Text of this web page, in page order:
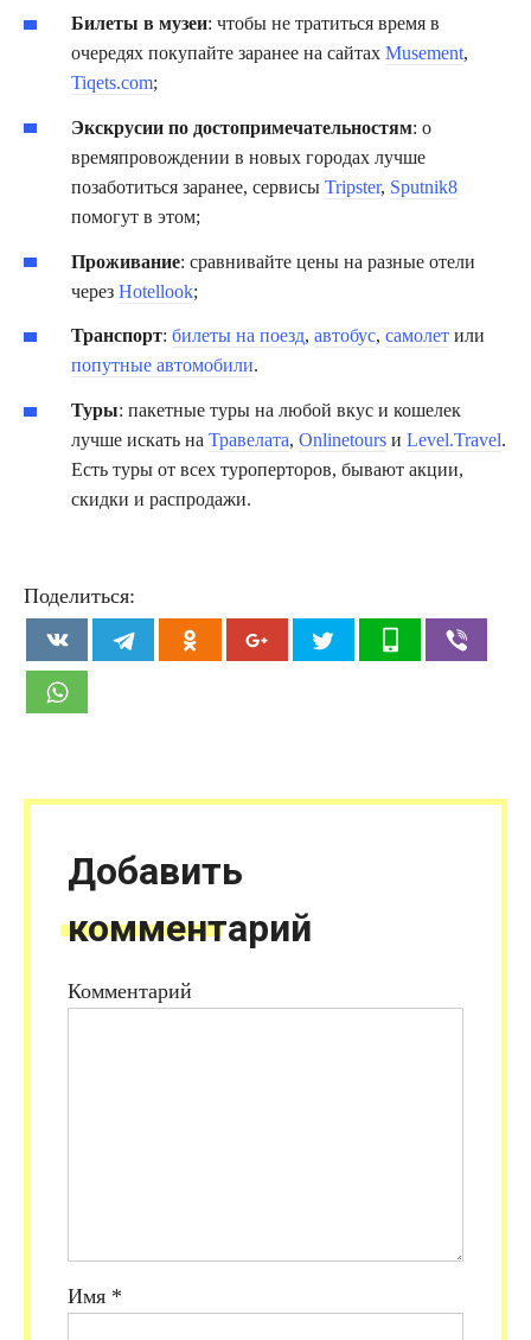
Билеты в музеи: чтобы не тратиться время в
очередях покупайте заранее на сайтах Musement,
Tiqets.com;
Экскрусии по достопримечательностям: о
времяпровождении в новых городах лучше
позаботиться заранее, сервисы Tripster, Sputnik8
помогут в этом;
Проживание: сравнивайте цены на разные отели
через Hotellook;
Транспорт: билеты на поезд, автобус, самолет или
попутные автомобили.
Туры: пакетные туры на любой вкус и кошелек
лучше искать на Травелата, Onlinetours и Level.Travel.
Есть туры от всех туроперторов, бывают акции,
скидки и распродажи.
Поделиться:
Добавить
комментарий
Комментарий
Имя *